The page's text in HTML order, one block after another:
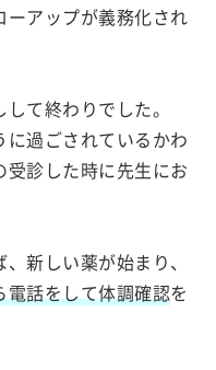
アップが義務化され
て終わりでした。
過ごされているかわ
診した時に先生にお
新しい薬が始まり、
話をして体調確認を